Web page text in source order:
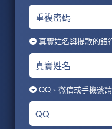
重複密碼
真實姓名與提款的銀
真實姓名
QQ、微信或手機號
QQ